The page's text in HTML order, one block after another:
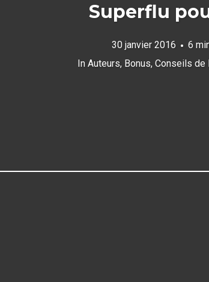
Superflu
30 janvier 2016 6
In Auteurs, Bonus, Conseils de